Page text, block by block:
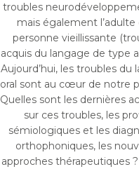
troubles
mais également l’adulte
personne vieillissante
acquis du langage de type
Aujourd’hui, les troubles du
oral sont au cœur de notre
Quelles sont les dernières
sur ces troubles, les
sémiologiques et les
orthophoniques, les
approches thérapeutiques